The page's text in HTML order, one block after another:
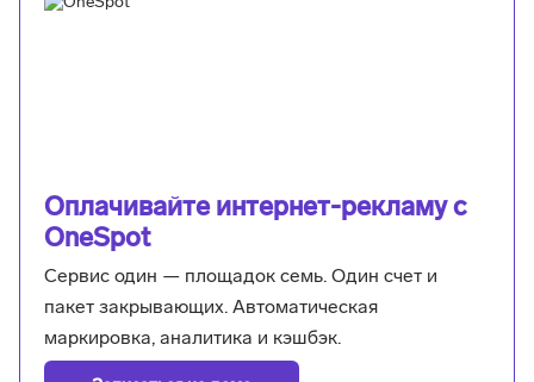
Оплачивайте интернет-рекламу с
OneSpot
Сервис один — площадок семь. Один счет и
пакет закрывающих. Автоматическая
маркировка, аналитика и кэшбэк.